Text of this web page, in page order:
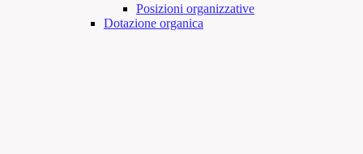
Posizioni organizzative
Dotazione organica